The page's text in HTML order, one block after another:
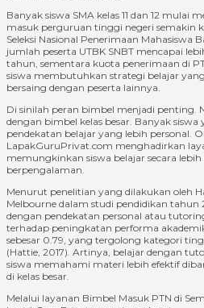
Banyak siswa SMA kelas 11 dan 12 mulai
masuk perguruan tinggi negeri semakin
Seleksi Nasional Penerimaan Mahasiswa
jumlah peserta UTBK SNBT mencapai
tahun, sementara kuota penerimaan di
siswa membutuhkan strategi belajar
bersaing dengan peserta lainnya.
Di sinilah peran bimbel menjadi penting.
dengan bimbel kelas besar. Banyak
pendekatan belajar yang lebih personal.
LapakGuruPrivat.com menghadirkan
memungkinkan siswa belajar secara
berpengalaman.
Menurut penelitian yang dilakukan oleh
Melbourne dalam studi pendidikan tahun
dengan pendekatan personal atau
terhadap peningkatan performa
sebesar 0.79, yang tergolong kategori
(Hattie, 2017). Artinya, belajar dengan
siswa memahami materi lebih efektif
di kelas besar.
Melalui layanan Bimbel Masuk PTN di